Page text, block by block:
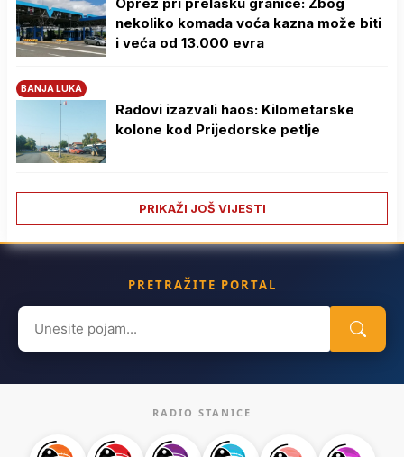
nekoliko komada voća kazna može biti
i veća od 13.000 evra
BANJA LUKA
Radovi izazvali haos: Kilometarske
kolone kod Prijedorske petlje
PRIKAŽI JOŠ VIJESTI
PRETRAŽITE PORTAL
Search
for:
RADIO STANICE